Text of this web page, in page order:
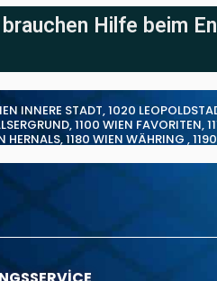
Hilfe beim
INNERE STADT,1020
,1100 WIEN FAVORITEN,
HERNALS,1180 WIEN WÄHRING ,